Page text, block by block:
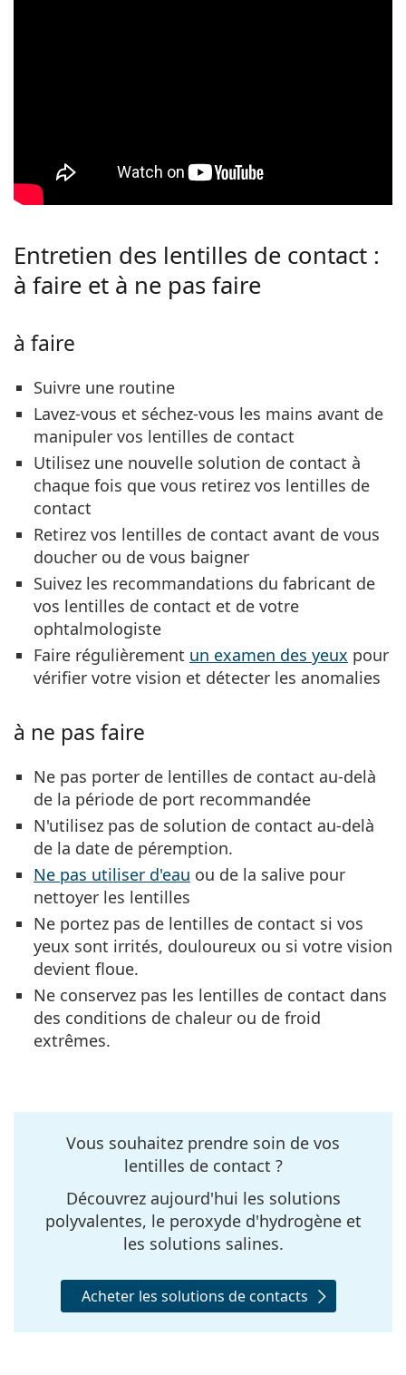
Entretien des lentilles de contact :
à faire et à ne pas faire
à faire
Suivre une routine
Lavez-vous et séchez-vous les mains avant de
manipuler vos lentilles de contact
Utilisez une nouvelle solution de contact à
chaque fois que vous retirez vos lentilles de
contact
Retirez vos lentilles de contact avant de vous
doucher ou de vous baigner
Suivez les recommandations du fabricant de
vos lentilles de contact et de votre
ophtalmologiste
Faire régulièrement un examen des yeux pour
vérifier votre vision et détecter les anomalies
à ne pas faire
Ne pas porter de lentilles de contact au-delà
de la période de port recommandée
N'utilisez pas de solution de contact au-delà
de la date de péremption.
Ne pas utiliser d'eau ou de la salive pour
nettoyer les lentilles
Ne portez pas de lentilles de contact si vos
yeux sont irrités, douloureux ou si votre vision
devient floue.
Ne conservez pas les lentilles de contact dans
des conditions de chaleur ou de froid
extrêmes.
Vous souhaitez prendre soin de vos
lentilles de contact ?
Découvrez aujourd'hui les solutions
polyvalentes, le peroxyde d'hydrogène et
les solutions salines.
Acheter les solutions de contacts